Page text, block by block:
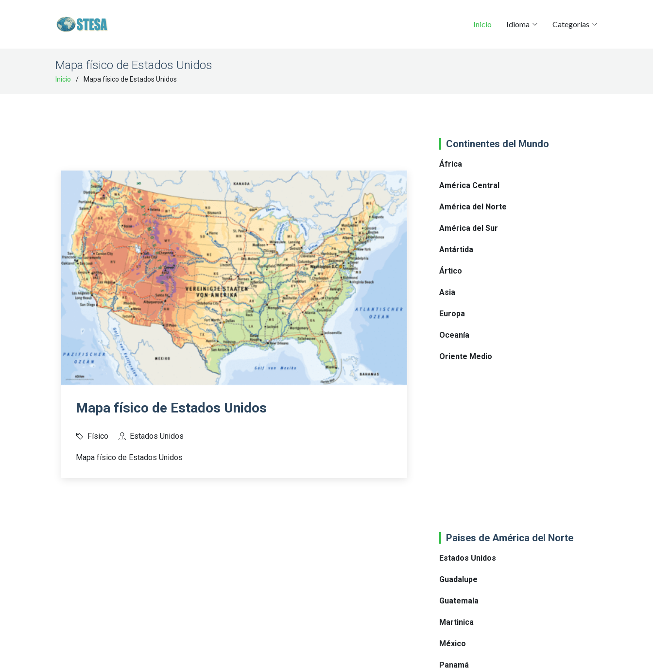
Inicio Idioma Categorías
Mapa físico de Estados Unidos
Inicio Mapa físico de Estados Unidos
Mapa físico de Estados Unidos
Físico Estados Unidos
Mapa físico de Estados Unidos
Continentes del Mundo
África
América Central
América del Norte
América del Sur
Antártida
Ártico
Asia
Europa
Oceanía
Oriente Medio
Paises de América del Norte
Estados Unidos
Guadalupe
Guatemala
Martinica
México
Panamá